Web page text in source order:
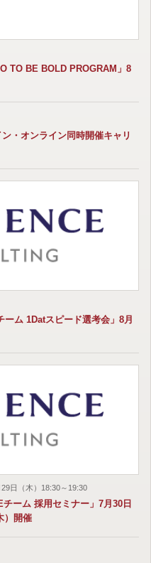
TO BE BOLD PROGRAM」8
・オンライン同時開催キャリ
ム 1Datスピード選考会」8月
日（木）18:30～19:30
ーム 採用セミナー」7月30日
）開催